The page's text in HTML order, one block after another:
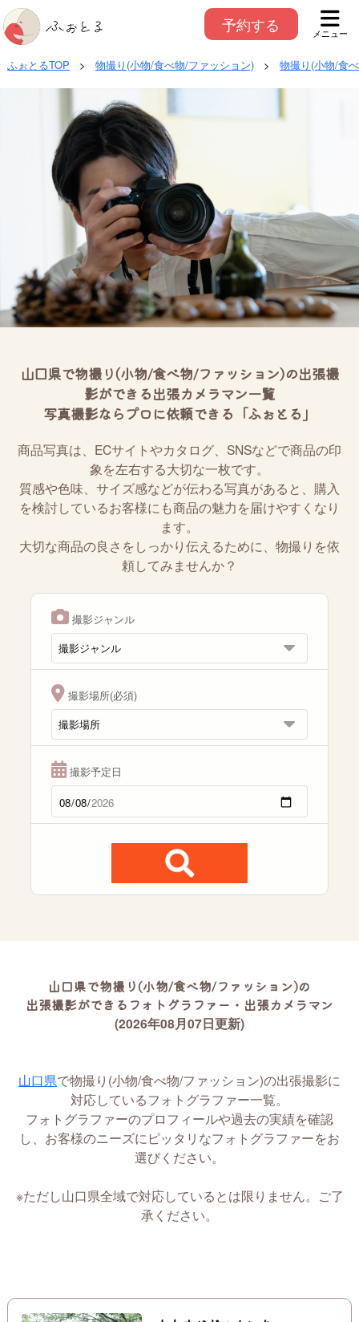
予約する メニュー
ふぉとるTOP > 物撮り(小物/食べ物/ファッション) > 物撮り(小物/食
山口県で物撮り(小物/食べ物/ファッション)の出張撮
影ができる出張カメラマン一覧
写真撮影ならプロに依頼できる「ふぉとる」
商品写真は、ECサイトやカタログ、SNSなどで商品の印
象を左右する大切な一枚です。
質感や色味、サイズ感などが伝わる写真があると、購入
を検討しているお客様にも商品の魅力を届けやすくなり
ます。
大切な商品の良さをしっかり伝えるために、物撮りを依
頼してみませんか？
撮影ジャンル
撮影場所(必須)
撮影予定日
山口県で物撮り(小物/食べ物/ファッション)の
出張撮影ができるフォトグラファー・出張カメラマン
(2026年08月07日更新)
山口県で物撮り(小物/食べ物/ファッション)の出張撮影に
対応しているフォトグラファー一覧。
フォトグラファーのプロフィールや過去の実績を確認
し、お客様のニーズにピッタリなフォトグラファーをお
選びください。
※ただし山口県全域で対応しているとは限りません。ご了
承ください。